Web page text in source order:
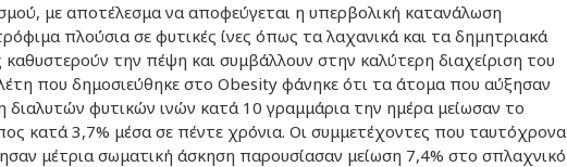
με αποτέλεσμα να αποφεύγεται η υπερβολική κατανάλωση
πλούσια σε φυτικές ίνες όπως τα λαχανικά και τα δημητριακά
καθυστερούν την πέψη και συμβάλλουν στην καλύτερη διαχείριση του
που δημοσιεύθηκε στο Obesity φάνηκε ότι τα άτομα που αύξησαν
φυτικών ινών κατά 10 γραμμάρια την ημέρα μείωσαν το
κατά 3,7% μέσα σε πέντε χρόνια. Οι συμμετέχοντες που ταυτόχρονα
μέτρια σωματική άσκηση παρουσίασαν μείωση 7,4% στο σπλαχνικό